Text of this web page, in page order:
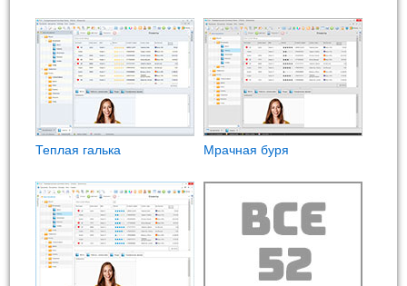
Теплая галька Мрачная буря